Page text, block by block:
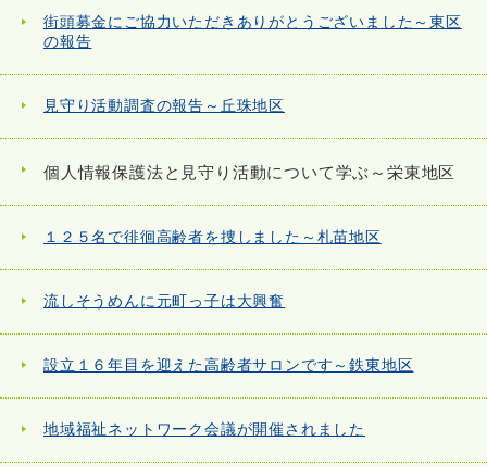
街頭募金にご協力いただきありがとうございました～東区
の報告
見守り活動調査の報告～丘珠地区
個人情報保護法と見守り活動について学ぶ～栄東地区
１２５名で徘徊高齢者を捜しました～札苗地区
流しそうめんに元町っ子は大興奮
設立１６年目を迎えた高齢者サロンです～鉄東地区
地域福祉ネットワーク会議が開催されました